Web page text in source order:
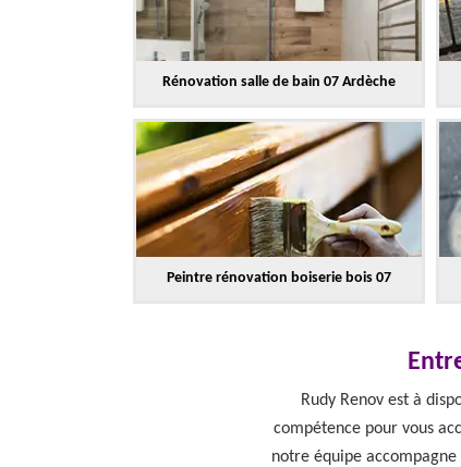
Rénovation salle de bain 07 Ardèche
Peintre rénovation boiserie bois 07
Rudy Renov est à
compétence pour vous
notre équipe